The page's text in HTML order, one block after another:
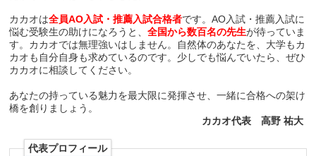
カカオは全員AO入試・推薦入試合格者です。AO入試・推薦入試に
悩む受験生の助けになろうと、全国から数百名の先生が待っていま
す。カカオでは無理強いはしません。自然体のあなたを、大学もカ
カオも自分自身も求めているのです。少しでも悩んでいたら、ぜひ
カカオに相談してください。
あなたの持っている魅力を最大限に発揮させ、一緒に合格への架け
橋を創りましょう。
カカオ代表 高野 祐大
代表プロフィール